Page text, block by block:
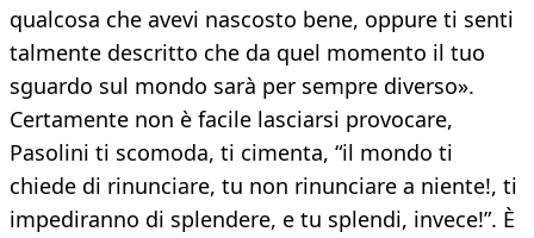
qualcosa che avevi nascosto bene, oppure ti senti
talmente descritto che da quel momento il tuo
sguardo sul mondo sarà per sempre diverso».
Certamente non è facile lasciarsi provocare,
Pasolini ti scomoda, ti cimenta, “il mondo ti
chiede di rinunciare, tu non rinunciare a niente!, ti
impediranno di splendere, e tu splendi, invece!”. È